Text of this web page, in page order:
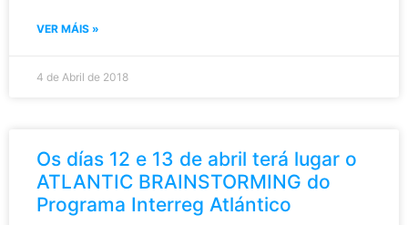
VER MÁIS »
4 de Abril de 2018
Os días 12 e 13 de abril terá lugar o
ATLANTIC BRAINSTORMING do
Programa Interreg Atlántico